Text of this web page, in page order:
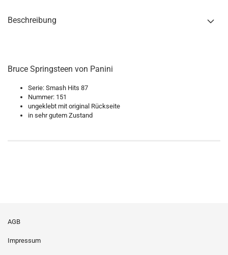
Beschreibung
Bruce Springsteen von Panini
Serie: Smash Hits 87
Nummer: 151
ungeklebt mit original Rückseite
in sehr gutem Zustand
AGB
Impressum